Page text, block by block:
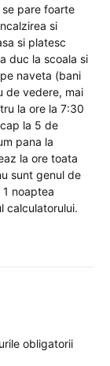
pare foarte
si
si platesc
duc la scoala si
naveta (bani
de vedere, mai
la ore la 7:30
la 5 de
pana la
la ore toata
sunt genul de
noaptea
calculatorului.
obligatorii